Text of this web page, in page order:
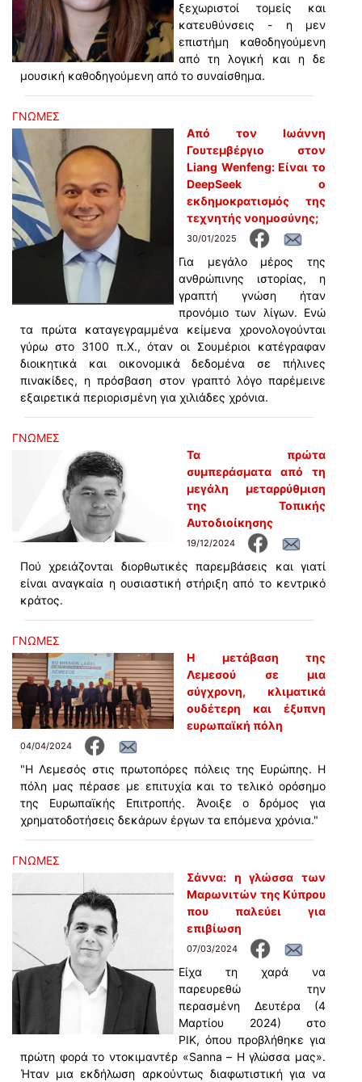
ξεχωριστοί τομείς και
κατευθύνσεις - η μεν
επιστήμη καθοδηγούμενη
από τη λογική και η δε
μουσική καθοδηγούμενη από το συναίσθημα.
ΓΝΩΜΕΣ
Από τον Ιωάννη
Γουτεμβέργιο στον
Liang Wenfeng: Είναι το
DeepSeek ο
εκδημοκρατισμός της
τεχνητής νοημοσύνης;
30/01/2025
Για μεγάλο μέρος της
ανθρώπινης ιστορίας, η
γραπτή γνώση ήταν
προνόμιο των λίγων. Ενώ
τα πρώτα καταγεγραμμένα κείμενα χρονολογούνται
γύρω στο 3100 π.Χ., όταν οι Σουμέριοι κατέγραφαν
διοικητικά και οικονομικά δεδομένα σε πήλινες
πινακίδες, η πρόσβαση στον γραπτό λόγο παρέμεινε
εξαιρετικά περιορισμένη για χιλιάδες χρόνια.
ΓΝΩΜΕΣ
Τα πρώτα
συμπεράσματα από τη
μεγάλη μεταρρύθμιση
της Τοπικής
Αυτοδιοίκησης
19/12/2024
Πού χρειάζονται διορθωτικές παρεμβάσεις και γιατί
είναι αναγκαία η ουσιαστική στήριξη από το κεντρικό
κράτος.
ΓΝΩΜΕΣ
Η μετάβαση της
Λεμεσού σε μια
σύγχρονη, κλιματικά
ουδέτερη και έξυπνη
ευρωπαϊκή πόλη
04/04/2024
"Η Λεμεσός στις πρωτοπόρες πόλεις της Ευρώπης. Η
πόλη μας πέρασε με επιτυχία και το τελικό ορόσημο
της Ευρωπαϊκής Επιτροπής. Άνοιξε ο δρόμος για
χρηματοδοτήσεις δεκάρων έργων τα επόμενα χρόνια."
ΓΝΩΜΕΣ
Σάννα: η γλώσσα των
Μαρωνιτών της Κύπρου
που παλεύει για
επιβίωση
07/03/2024
Είχα τη χαρά να
παρευρεθώ την
περασμένη Δευτέρα (4
Μαρτίου 2024) στο
ΡΙΚ, όπου προβλήθηκε για
πρώτη φορά το ντοκιμαντέρ «Sanna – Η γλώσσα μας».
Ήταν μια εκδήλωση αρκούντως διαφωτιστική για να